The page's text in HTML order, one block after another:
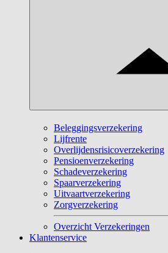
Beleggingsverzekering
Lijfrente
Overlijdensrisicoverzekering
Pensioenverzekering
Schadeverzekering
Spaarverzekering
Uitvaartverzekering
Zorgverzekering
Overzicht Verzekeringen
Klantenservice